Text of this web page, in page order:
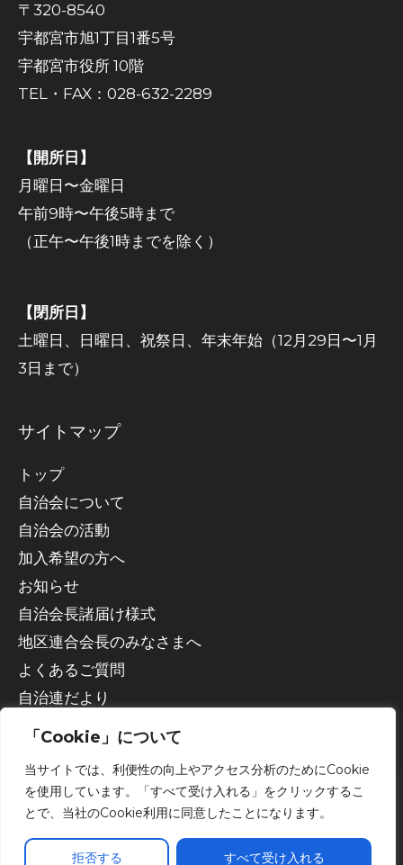
「Cookie」について
当サイトでは、利便性の向上やアクセス分析のためにCookie
を使用しています。「すべて受け入れる」をクリックするこ
とで、当社のCookie利用に同意したことになります。
拒否する すべて受け入れる
〒320-8540
宇都宮市旭1丁目1番5号
宇都宮市役所 10階
TEL・FAX：028-632-2289
【開所日】
月曜日〜金曜日
午前9時〜午後5時まで
（正午〜午後1時までを除く）
【閉所日】
土曜日、日曜日、祝祭日、年末年始（12月29日〜1月
3日まで）
サイトマップ
トップ
自治会について
自治会の活動
加入希望の方へ
お知らせ
自治会長諸届け様式
地区連合会長のみなさまへ
よくあるご質問
自治連だより